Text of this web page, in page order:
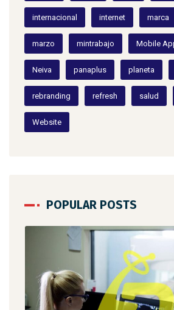
internacional internet marca
marzo mintrabajo Mobile
Neiva panaplus planeta
rebranding refresh salud
Website
POPULAR POSTS